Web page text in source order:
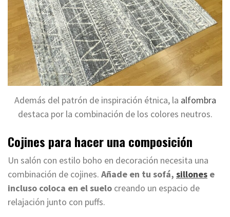
Además del patrón de inspiración étnica, la alfombra
destaca por la combinación de los colores neutros.
Cojines para hacer una composición
Un salón con estilo boho en decoración necesita una
combinación de cojines. Añade en tu sofá, sillones e
incluso coloca en el suelo creando un espacio de
relajación junto con puffs.